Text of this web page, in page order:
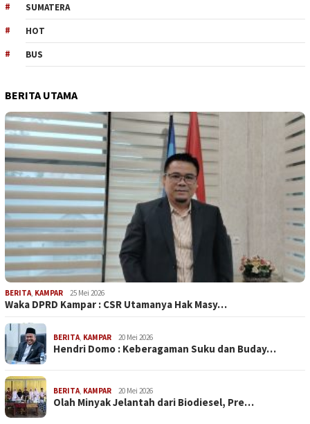
SUMATERA
HOT
BUS
BERITA UTAMA
BERITA, KAMPAR 25 Mei 2026
Waka DPRD Kampar : CSR Utamanya Hak Masy…
BERITA, KAMPAR 20 Mei 2026
Hendri Domo : Keberagaman Suku dan Buday…
BERITA, KAMPAR 20 Mei 2026
Olah Minyak Jelantah dari Biodiesel, Pre…